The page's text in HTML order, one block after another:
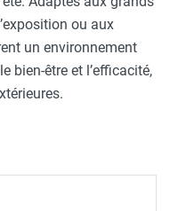
ou aux
un environnement
bien-être et l’efficacité,